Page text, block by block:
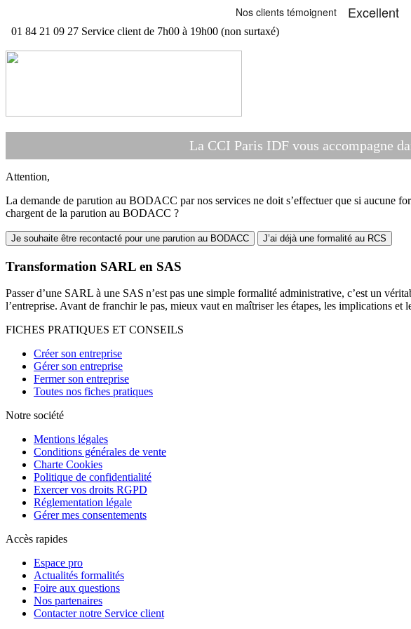
01 84 21 09 27 Service client de 7h00 à 19h00 (non surtaxé)
La CCI Paris IDF vous accompagne
Attention,
La demande de parution au BODACC par nos services ne doit s’effectuer que si aucune
chargent de la parution au BODACC ?
Je souhaite être recontacté pour une parution au BODACC J’ai déjà une formalité au RCS
Transformation SARL en SAS
Passer d’une SARL à une SAS n’est pas une simple formalité administrative, c’est un
l’entreprise. Avant de franchir le pas, mieux vaut en maîtriser les étapes, les implications et
FICHES PRATIQUES ET CONSEILS
Créer son entreprise
Gérer son entreprise
Fermer son entreprise
Toutes nos fiches pratiques
Notre société
Mentions légales
Conditions générales de vente
Charte Cookies
Politique de confidentialité
Exercer vos droits RGPD
Réglementation légale
Gérer mes consentements
Accès rapides
Espace pro
Actualités formalités
Foire aux questions
Nos partenaires
Contacter notre Service client